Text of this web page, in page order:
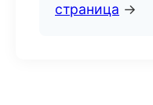
страница →